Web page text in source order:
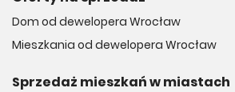
Dom od dewelopera Wrocław
Mieszkania od dewelopera Wrocław
Sprzedaż mieszkań w miastach